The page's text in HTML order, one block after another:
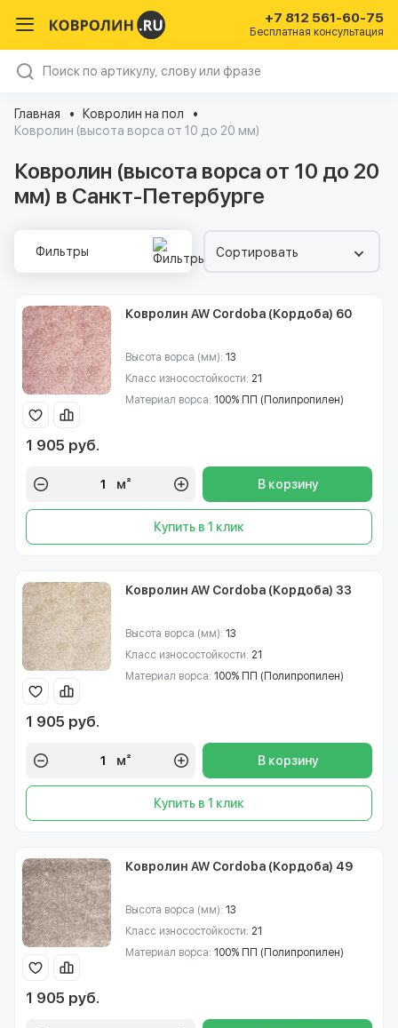
+7 812 561-60-75
Бесплатная консультация
Главная
Ковролин на пол
Ковролин (высота ворса от 10 до 20 мм)
Ковролин (высота ворса от 10 до 20
мм) в Санкт-Петербурге
Фильтры Сортировать
Ковролин AW Cordoba (Кордоба) 60
Высота ворса (мм): 13
Класс износостойкости: 21
Материал ворса: 100% ПП (Полипропилен)
1 905 руб.
м² В корзину
Купить в 1 клик
Ковролин AW Cordoba (Кордоба) 33
Высота ворса (мм): 13
Класс износостойкости: 21
Материал ворса: 100% ПП (Полипропилен)
1 905 руб.
м² В корзину
Купить в 1 клик
Ковролин AW Cordoba (Кордоба) 49
Высота ворса (мм): 13
Класс износостойкости: 21
Материал ворса: 100% ПП (Полипропилен)
1 905 руб.